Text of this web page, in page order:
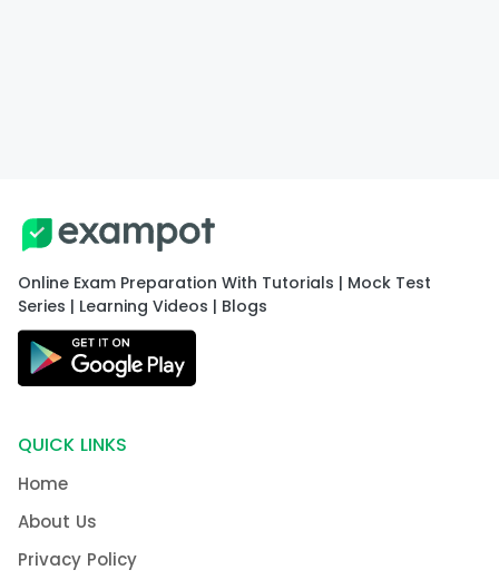
Online Exam Preparation With Tutorials | Mock Test
Series | Learning Videos | Blogs
QUICK LINKS
Home
About Us
Privacy Policy